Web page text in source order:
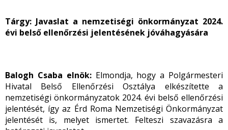
Tárgy: Javaslat a nemzetiségi önkormányzat 2024.
évi belső ellenőrzési jelentésének jóváhagyására
Balogh Csaba elnök: Elmondja, hogy a Polgármesteri
Hivatal Belső Ellenőrzési Osztálya elkészítette a
nemzetiségi önkormányzatok 2024. évi belső ellenőrzési
jelentését, így az Érd Roma Nemzetiségi Önkormányzat
jelentését is, melyet ismertet. Felteszi szavazásra a